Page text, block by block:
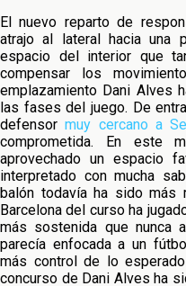
El nuevo reparto de
atrajo al lateral hacia una
espacio del interior que
compensar los
emplazamiento Dani Alves
las fases del juego. De
defensormuy cercano a
comprometida. En este
aprovechado un espacio
interpretado con mucha
balón todavía ha sido más
Barcelona del curso ha
más sostenida que nunca
parecía enfocada a un
más control de lo
concurso de Dani Alves ha